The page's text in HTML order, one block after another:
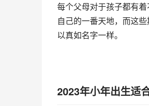
每个父母对于孩子都有
自己的一番天地，而这
以真如名字一样。
2023年小年出生适